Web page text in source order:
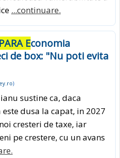
...continuare.
PARA Economia
de box: "Nu poti evita
)
sustine ca, daca
dusa la capat, in 2027
cresteri de taxe, iar
pe crestere, cu un avans